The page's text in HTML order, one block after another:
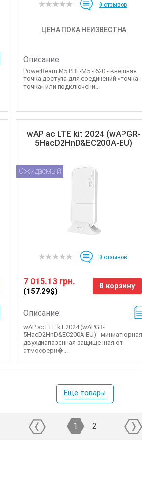
0 отзывов
ЦЕНА ПОКА НЕИЗВЕСТНА
Описание:
PowerBeam M5 PBE-M5 - 620 - внешняя
точка доступа для соединений «точка-
точка» или подключени...
wAP ac LTE kit 2024 (wAPGR-
5HacD2HnD&EC200A-EU)
Ожидаемый
0 отзывов
7 015.13 грн.
(157.29$)
В корзину
Описание:
wAP ac LTE kit 2024 (wAPGR-
5HacD2HnD&EC200A-EU) - миниатюрная
двухдиапазонная защищенная от
атмосферн�...
Еще товары
1 2